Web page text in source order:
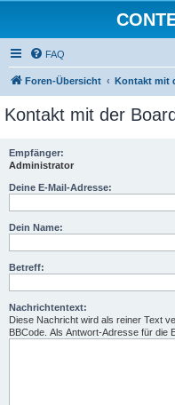
FAQ
Foren-Übersicht Kontakt mit
Kontakt mit der
Empfänger:
Administrator
Deine E-Mail-Adresse:
Dein Name:
Betreff:
Nachrichtentext:
Diese Nachricht wird als reiner Text
BBCode. Als Antwort-Adresse für die